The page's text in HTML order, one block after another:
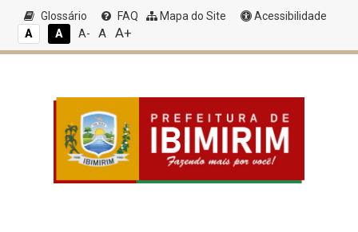
Glossário FAQ Mapa do Site
Acessibilidade
A
A A- A A+